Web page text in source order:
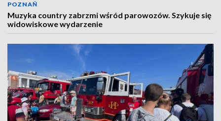
POZNAŃ
Muzyka country zabrzmi wśród parowozów. Szykuje się
widowiskowe wydarzenie